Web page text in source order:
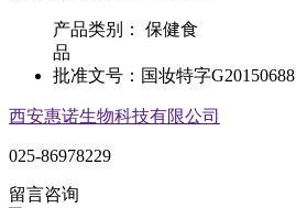
产品类别： 保健食
品
批准文号： 国妆特字G20150688
西安惠诺生物科技有限公司
025-86978229
留言咨询